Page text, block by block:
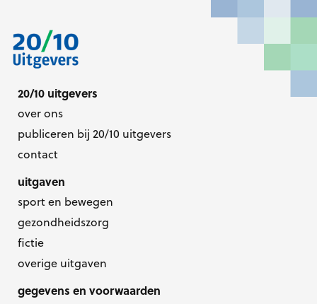
20/10 uitgevers
over ons
publiceren bij 20/10 uitgevers
contact
uitgaven
sport en bewegen
gezondheidszorg
fictie
overige uitgaven
gegevens en voorwaarden